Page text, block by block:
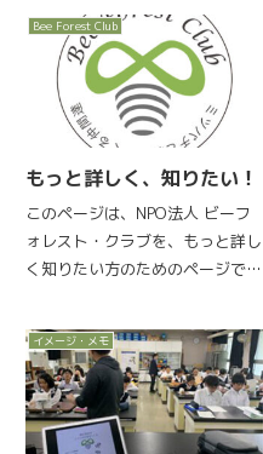
クショップの後。その晩、熊野市
BeeForestの巣箱を積んで、南伊
勢へ！2018年１月１８日１１時
から、南伊勢町...
Bee Forest Club
もっと詳しく、知りたい！
このページは、NPO法人 ビーフ
ォレスト・クラブを、もっと詳し
く知りたい方のためのページで
針ビーフォレスト・クラブの概略
激減している野生のミツバチや花
バチを増やす為に、全国の森や農
園に「ミツバチ巣箱」や「ハチ
宿...
イメージ・メモ